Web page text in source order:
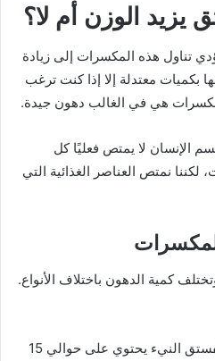
يزيد الوزن أم لا؟
تناول هذه المكسرات إلى زيادة
بكميات معتدلة إلا إذا كنت ترغب
هي في الغالب دهون جيدة.
الإنسان لا يمتص فعليًا كل
نمتص العناصر الغذائية التي
كمية الدهون باختلاف الأنواع.
30 جرامًا من الكاجو أو الفستق النيء يحتوي على حوالي 15